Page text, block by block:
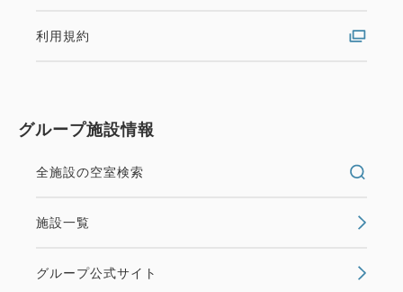
利用規約
グループ施設情報
全施設の空室検索
施設一覧
グループ公式サイト